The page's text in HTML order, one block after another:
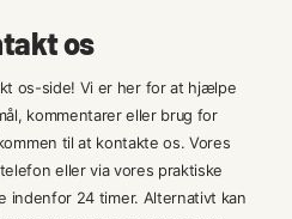
os
os-side! Vi er her for at hjælpe
kommentarer eller brug for
til at kontakte os. Vores
eller via vores praktiske
indenfor 24 timer. Alternativt kan